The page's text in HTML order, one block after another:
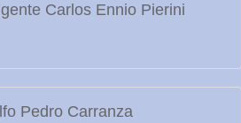
Carlos Ennio Pierini
Pedro Carranza